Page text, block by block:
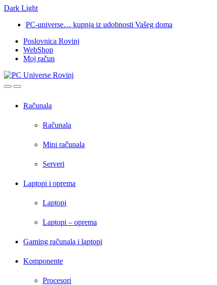
Dark Light
navigation
content
PC-universe… kupnja iz udobnosti Vašeg doma
Poslovnica Rovinj
WebShop
Moj račun
OpenClose
Računala
Računala
Mini računala
Serveri
Laptopi i oprema
Laptopi
Laptopi – oprema
Gaming računala i laptopi
Komponente
Procesori